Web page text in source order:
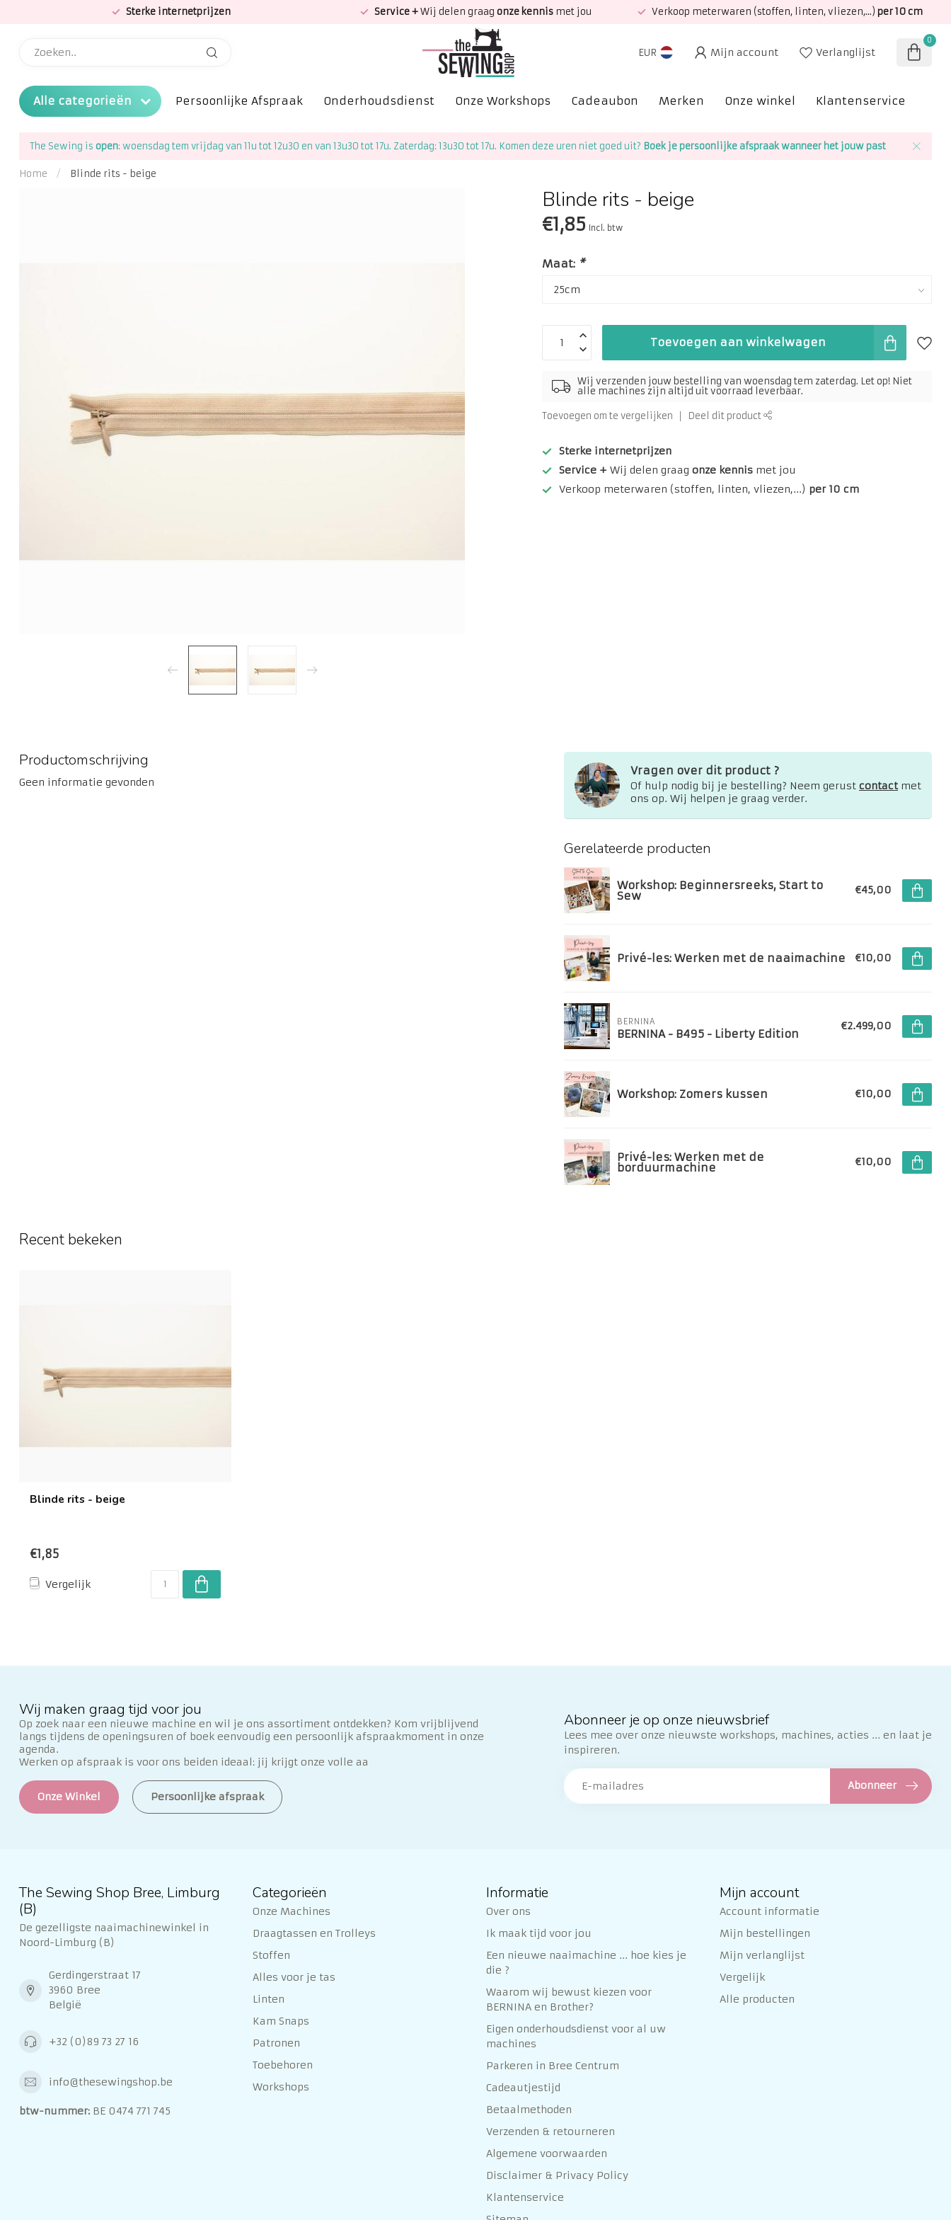
Sterke internetprijzen Service +Wij delen graag onze kennis met jou Verkoop meterwaren (stoffen, linten, vliezen,...) per 10 cm
EUR Mijn account Verlanglijst
0
Alle categorieën Persoonlijke Afspraak Onderhoudsdienst Onze Workshops Cadeaubon Merken Onze winkel Klantenservice
The Sewing is open: woensdag tem vrijdag van 11u tot 12u30 en van 13u30 tot 17u. Zaterdag: 13u30 tot 17u. Komen deze uren niet goed uit? Boek je persoonlijke afspraak wanneer het jouw past
Home / Blinde rits - beige
Blinde rits - beige
€1,85 Incl. btw
Maat: *
Toevoegen aan winkelwagen
Wij verzenden jouw bestelling van woensdag tem zaterdag. Let op! Niet
alle machines zijn altijd uit voorraad leverbaar.
Toevoegen om te vergelijken Deel dit product
Sterke internetprijzen
Service + Wij delen graagonze kennis met jou
Verkoop meterwaren (stoffen, linten, vliezen,...) per 10 cm
Productomschrijving
Geen informatie gevonden
Vragen over dit product ?
Of hulp nodig bij je bestelling? Neem gerust contactmet
ons op. Wij helpen je graag verder.
Gerelateerde producten
Workshop: Beginnersreeks, Start to
Sew €45,00
Privé-les: Werken met de naaimachine €10,00
BERNINA
BERNINA - B495 - Liberty Edition
€2.499,00
Workshop: Zomers kussen €10,00
Privé-les: Werken met de
borduurmachine €10,00
Recent bekeken
Blinde rits - beige
€1,85
Vergelijk
Wij maken graag tijd voor jou
Op zoek naar een nieuwe machine en wil je ons assortiment ontdekken? Kom vrijblijvend
langs tijdens de openingsuren of boek eenvoudig een persoonlijk afspraakmoment in onze
agenda.
Werken op afspraak is voor ons beiden ideaal: jij krijgt onze volle aa
Onze Winkel Persoonlijke afspraak
Abonneer je op onze nieuwsbrief
Lees mee over onze nieuwste workshops, machines, acties ... en laat je
inspireren.
Abonneer
The Sewing Shop Bree, Limburg
(B)
De gezelligste naaimachinewinkel in
Noord-Limburg (B)
Gerdingerstraat 17
3960 Bree
België
+32 (0)89 73 27 16
info@thesewingshop.be
btw-nummer: BE 0474 771 745
Categorieën
Onze Machines
Draagtassen en Trolleys
Stoffen
Alles voor je tas
Linten
Kam Snaps
Patronen
Toebehoren
Workshops
Informatie
Over ons
Ik maak tijd voor jou
Een nieuwe naaimachine ... hoe kies je
die ?
Waarom wij bewust kiezen voor
BERNINA en Brother?
Eigen onderhoudsdienst voor al uw
machines
Parkeren in Bree Centrum
Cadeautjestijd
Betaalmethoden
Verzenden & retourneren
Algemene voorwaarden
Disclaimer & Privacy Policy
Klantenservice
Mijn account
Account informatie
Mijn bestellingen
Mijn verlanglijst
Vergelijk
Alle producten